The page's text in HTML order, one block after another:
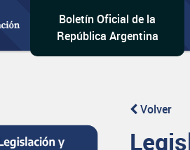
Boletín Oficial de la
República Argentina
Volver